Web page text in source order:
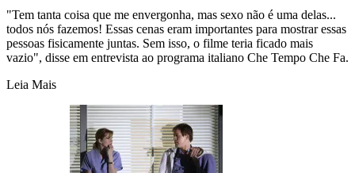
"Tem tanta coisa que me envergonha, mas sexo não é uma delas...
todos nós fazemos! Essas cenas eram importantes para mostrar essas
pessoas fisicamente juntas. Sem isso, o filme teria ficado mais
vazio", disse em entrevista ao programa italiano Che Tempo Che Fa.
Leia Mais